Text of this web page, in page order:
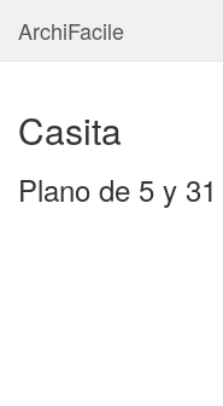
ArchiFacile
Casita
Plano de 5 y 31